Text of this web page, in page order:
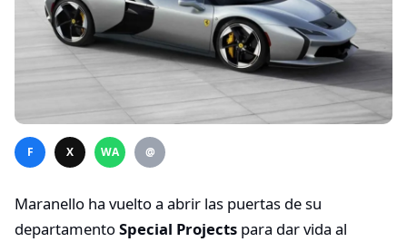
F X WA @
Maranello ha vuelto a abrir las puertas de su
departamentoSpecial Projects para dar vida al